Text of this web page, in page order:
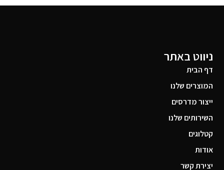
ניווט באתר
דף הבית
המוצרים שלנו
ייצור מדרסים
השירותים שלנו
קטלוגים
אודות
יצירת קשר